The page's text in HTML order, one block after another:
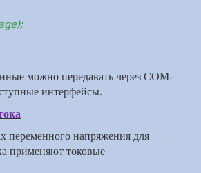
можно передавать черезCOM-
интерфейсы.
переменного напряжения для
применяют токовые